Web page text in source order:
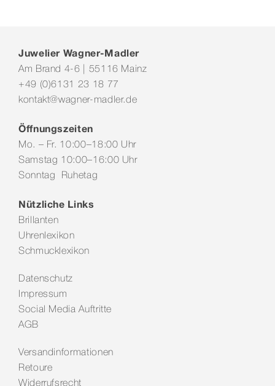
Juwelier Wagner-Madler
Am Brand 4-6 | 55116 Mainz
+49 (0)6131 23 18 77
kontakt@wagner-madler.de
Öffnungszeiten
Mo. – Fr. 10:00–18:00 Uhr
Samstag 10:00–16:00 Uhr
Sonntag Ruhetag
Nützliche Links
Brillanten
Uhrenlexikon
Schmucklexikon
Datenschutz
Impressum
Social Media Auftritte
AGB
Versandinformationen
Retoure
Widerrufsrecht